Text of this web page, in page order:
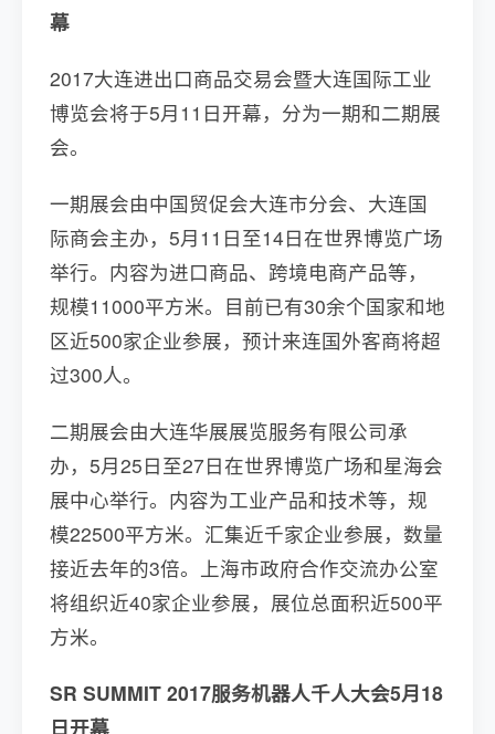
幕
2017大连进出口商品交易会暨大连国际工业
博览会将于5月11日开幕，分为一期和二期展
会。
一期展会由中国贸促会大连市分会、大连国
际商会主办，5月11日至14日在世界博览广场
举行。内容为进口商品、跨境电商产品等，
规模11000平方米。目前已有30余个国家和地
区近500家企业参展，预计来连国外客商将超
过300人。
二期展会由大连华展展览服务有限公司承
办，5月25日至27日在世界博览广场和星海会
展中心举行。内容为工业产品和技术等，规
模22500平方米。汇集近千家企业参展，数量
接近去年的3倍。上海市政府合作交流办公室
将组织近40家企业参展，展位总面积近500平
方米。
SR SUMMIT 2017服务机器人千人大会5月18
日开幕